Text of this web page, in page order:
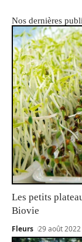
Nos dernières
Les petits
Biovie
Fleurs 29 août 2022